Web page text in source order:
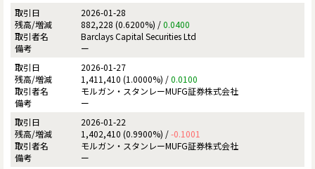
2026-01-28
882,228 (0.6200%) /0.0400
Barclays Capital Securities Ltd
ー
2026-01-27
1,411,410 (1.0000%) /0.0100
モルガン・スタンレーMUFG証券株式会社
ー
2026-01-22
1,402,410 (0.9900%) /-0.1001
モルガン・スタンレーMUFG証券株式会社
ー